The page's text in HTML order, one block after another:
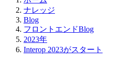
ナレッジ
Blog
フロントエンドBlog
2023年
Interop 2023がスタート